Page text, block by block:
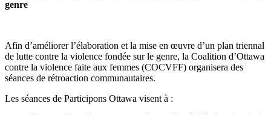
genre
Afin d’améliorer l’élaboration et la mise en œuvre d’un plan triennal
de lutte contre la violence fondée sur le genre, la Coalition d’Ottawa
contre la violence faite aux femmes (COCVFF) organisera des
séances de rétroaction communautaires.
Les séances de Participons Ottawa visent à :